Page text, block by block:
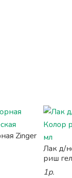
Zinger
Лак д/
риш
1р.